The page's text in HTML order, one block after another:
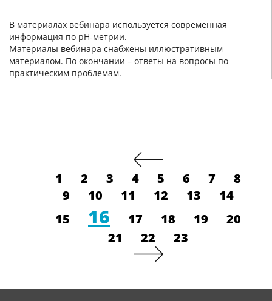
В материалах вебинара используется современная
информация по рН-метрии.
Материалы вебинара снабжены иллюстративным
материалом. По окончании – ответы на вопросы по
практическим проблемам.
1 2 3 4 5 6 7
8
9
10 11 12 13
14
15
16 17 18 19
20
21
22 23